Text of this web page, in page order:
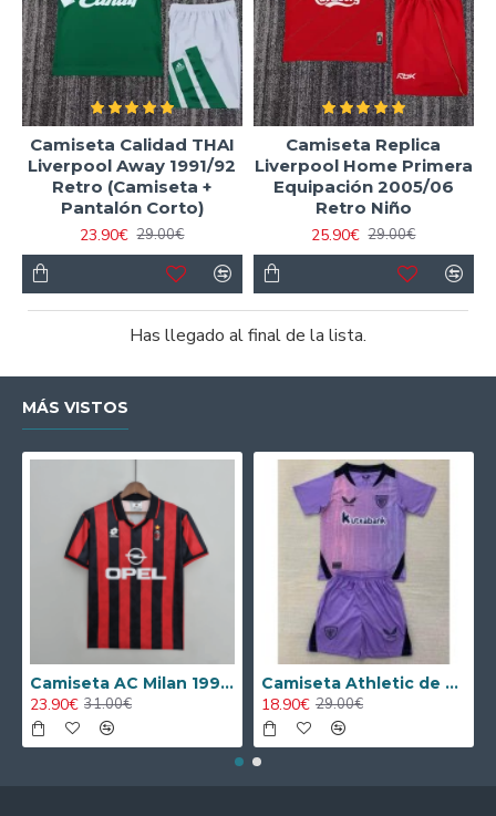
Camiseta Calidad THAI
Liverpool Away 1991/92
Retro (Camiseta +
Pantalón Corto)
23.90€ 29.00€
Camiseta Replica
Liverpool Home Primera
Equipación 2005/06
Retro Niño
25.90€ 29.00€
Has llegado al final de la lista.
MÁS VISTOS
Camiseta AC Milan 1995/1996 Local Retro
23.90€ 31.00€
Camiseta Athletic de Bilbao 2024/2025 Alternativo Niño Kit
18.90€ 29.00€